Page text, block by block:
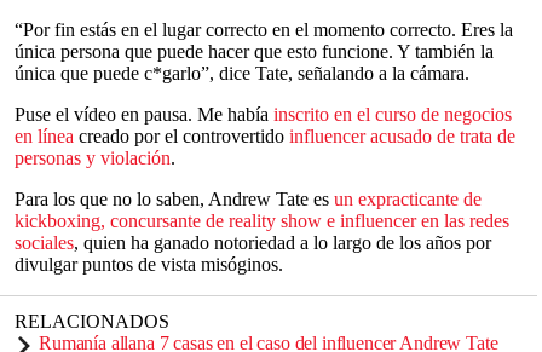
“Por fin estás en el lugar correcto en el momento correcto. Eres la
única persona que puede hacer que esto funcione. Y también la
única que puede c*garlo”, dice Tate, señalando a la cámara.
Puse el vídeo en pausa. Me había inscrito en el curso de negocios
en línea creado por el controvertido influencer acusado de trata de
personas y violación.
Para los que no lo saben, Andrew Tate es un expracticante de
kickboxing, concursante de reality show e influencer en las redes
sociales, quien ha ganado notoriedad a lo largo de los años por
divulgar puntos de vista misóginos.
RELACIONADOS
Rumanía allana 7 casas en el caso del influencer Andrew Tate